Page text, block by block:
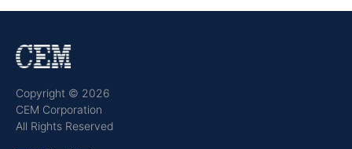
Copyright © 2026
CEM Corporation
All Rights Reserved